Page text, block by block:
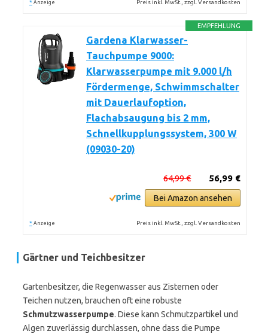
* Anzeige Preis inkl. MwSt., zzgl. Versandkosten
EMPFEHLUNG
Gardena Klarwasser-
Tauchpumpe 9000:
Klarwasserpumpe mit 9.000 l/h
Fördermenge, Schwimmschalter
mit Dauerlaufoption,
Flachabsaugung bis 2 mm,
Schnellkupplungssystem, 300 W
(09030-20)
56,99 €
64,99 €
Bei Amazon ansehen
* Anzeige Preis inkl. MwSt., zzgl. Versandkosten
Gärtner und Teichbesitzer
Gartenbesitzer, die Regenwasser aus Zisternen oder
Teichen nutzen, brauchen oft eine robuste
Schmutzwasserpumpe. Diese kann Schmutzpartikel und
Algen zuverlässig durchlassen, ohne dass die Pumpe